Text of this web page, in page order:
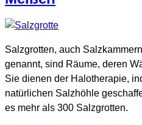
Salzgrotten, auch
genannt, sind Räume, deren
Sie dienen der Halotherapie,
natürlichen Salzhöhle
es mehr als 300 Salzgrotten.